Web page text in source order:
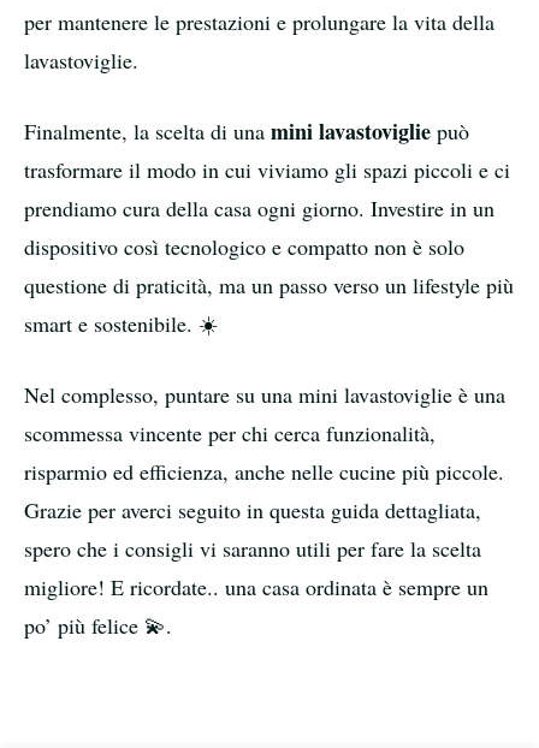
per mantenere le prestazioni e prolungare la vita della
lavastoviglie.
Finalmente, la scelta di una mini lavastoviglie può
trasformare il modo in cui viviamo gli spazi piccoli e ci
prendiamo cura della casa ogni giorno. Investire in un
dispositivo così tecnologico e compatto non è solo
questione di praticità, ma un passo verso un lifestyle più
smart e sostenibile. ☀️
Nel complesso, puntare su una mini lavastoviglie è una
scommessa vincente per chi cerca funzionalità,
risparmio ed efficienza, anche nelle cucine più piccole.
Grazie per averci seguito in questa guida dettagliata,
spero che i consigli vi saranno utili per fare la scelta
migliore! E ricordate.. una casa ordinata è sempre un
po’ più felice 💫.